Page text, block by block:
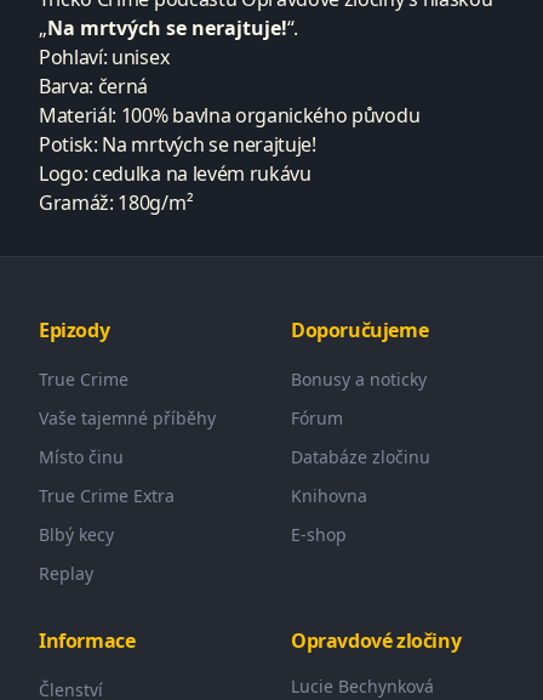
„Na mrtvých se nerajtuje!“.
Pohlaví: unisex
Barva: černá
Materiál: 100% bavlna organického původu
Potisk: Na mrtvých se nerajtuje!
Logo: cedulka na levém rukávu
Gramáž: 180g/m²
Epizody
True Crime
Vaše tajemné příběhy
Místo činu
True Crime Extra
Blbý kecy
Replay
Doporučujeme
Bonusy a noticky
Fórum
Databáze zločinu
Knihovna
E-shop
Informace
Členství
Opravdové zločiny
Lucie Bechynková